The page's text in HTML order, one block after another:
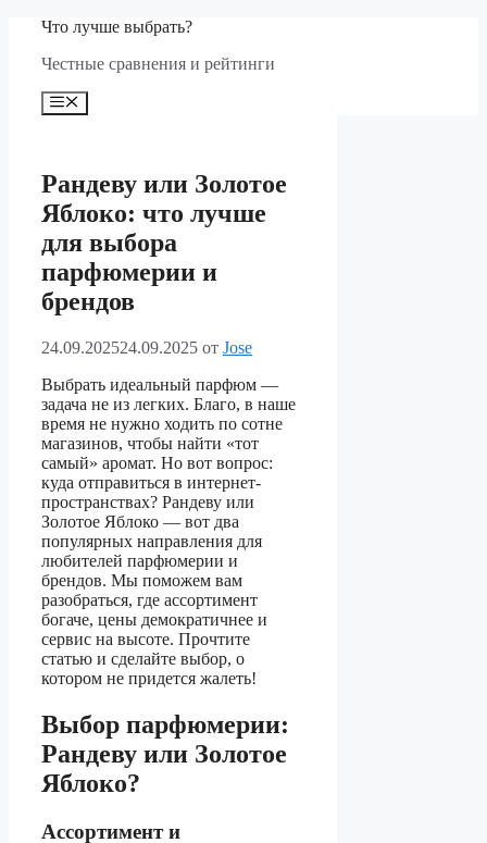
Перейти
содержимому
Что лучше выбрать?
Честные сравнения и рейтинги
Меню
Рандеву или Золотое
Яблоко: что лучше
для выбора
парфюмерии и
брендов
24.09.202524.09.2025 от Jose
Выбрать идеальный парфюм —
задача не из легких. Благо, в наше
время не нужно ходить по сотне
магазинов, чтобы найти «тот
самый» аромат. Но вот вопрос:
куда отправиться в интернет-
пространствах? Рандеву или
Золотое Яблоко — вот два
популярных направления для
любителей парфюмерии и
брендов. Мы поможем вам
разобраться, где ассортимент
богаче, цены демократичнее и
сервис на высоте. Прочтите
статью и сделайте выбор, о
котором не придется жалеть!
Выбор парфюмерии:
Рандеву или Золотое
Яблоко?
Ассортимент и